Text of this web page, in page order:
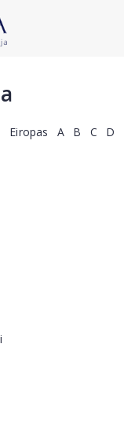
Eiropas A B C D